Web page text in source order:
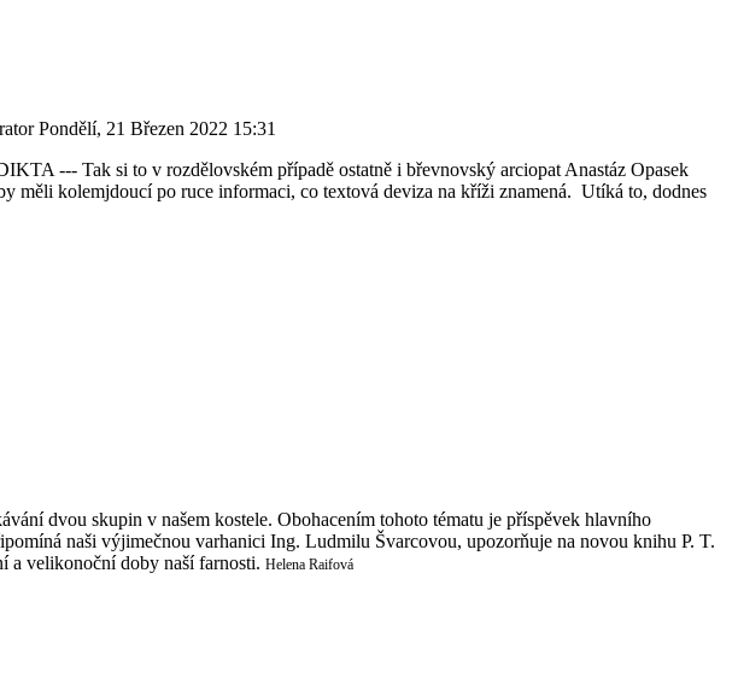
Pondělí, 21 Březen 2022 15:31
--- Tak si to v rozdělovském případě ostatně i břevnovský arciopat Anastáz Opasek
měli kolemjdoucí po ruce informaci, co textová deviza na kříži znamená. Utíká to, dodnes
dvou skupin v našem kostele. Obohacením tohoto tématu je příspěvek hlavního
naši výjimečnou varhanici Ing. Ludmilu Švarcovou, upozorňuje na novou knihu P. T.
a velikonoční doby naší farnosti. Helena Raifová